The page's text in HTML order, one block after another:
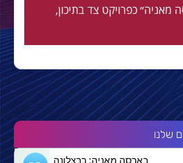
מאניה״ כפרויקט צד בתיכון,
שלנו